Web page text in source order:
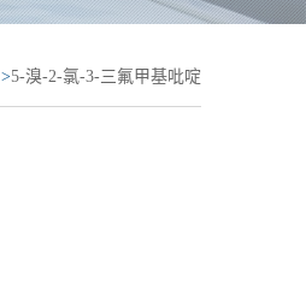
>5-溴-2-氯-3-三氟甲基吡啶